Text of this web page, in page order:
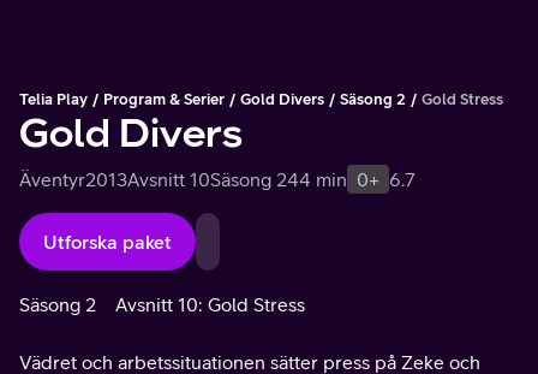
Telia Play Program & Serier Gold Divers Säsong 2 Gold Stress
Gold Divers
Äventyr2013Avsnitt 10Säsong 244 min 0+ 6.7
Utforska paket
Säsong 2 Avsnitt 10: Gold Stress
Vädret och arbetssituationen sätter press på Zeke och